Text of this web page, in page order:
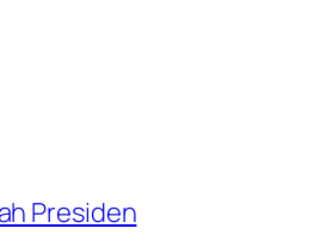
Presiden